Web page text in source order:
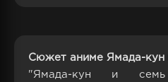
Сюжет аниме Ямада-кун
"Ямада-кун и